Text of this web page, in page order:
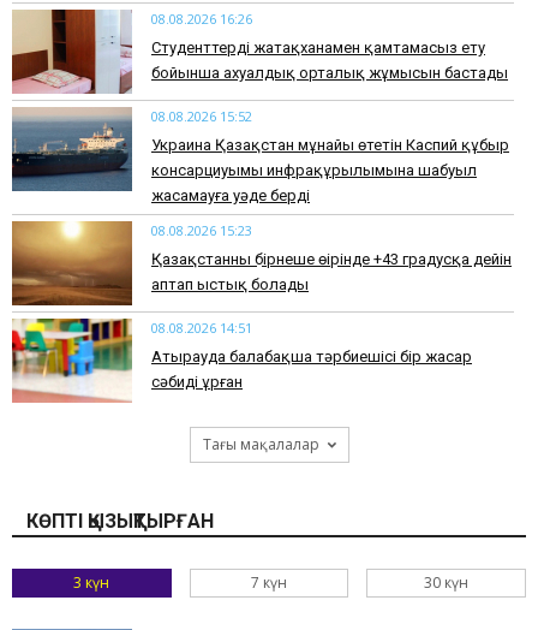
08.08.2026 16:26
Студенттерді жатақханамен қамтамасыз ету
бойынша ахуалдық орталық жұмысын бастады
08.08.2026 15:52
Украина Қазақстан мұнайы өтетін Каспий құбыр
консарциуымы инфрақұрылымына шабуыл
жасамауға уәде берді
08.08.2026 15:23
Қазақстанның бірнеше өңірінде +43 градусқа дейін
аптап ыстық болады
08.08.2026 14:51
Атырауда балабақша тәрбиешісі бір жасар
сәбиді ұрған
Тағы мақалалар
КӨПТІ ҚЫЗЫҚТЫРҒАН
3 күн 7 күн 30 күн